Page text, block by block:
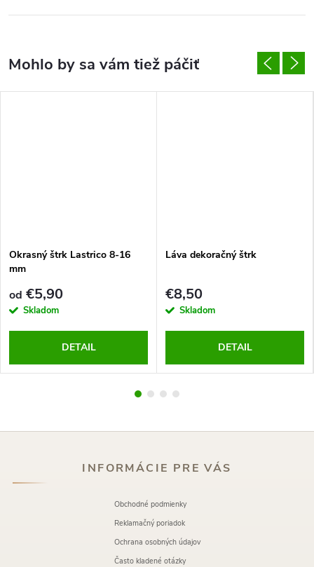
Okrasný štrk Lastrico 8-16
mm
od €5,90
Skladom
DETAIL
Láva dekoračný štrk
€8,50
Skladom
DETAIL
INFORMÁCIE PRE VÁS
Obchodné podmienky
Reklamačný poriadok
Ochrana osobných údajov
Často kladené otázky